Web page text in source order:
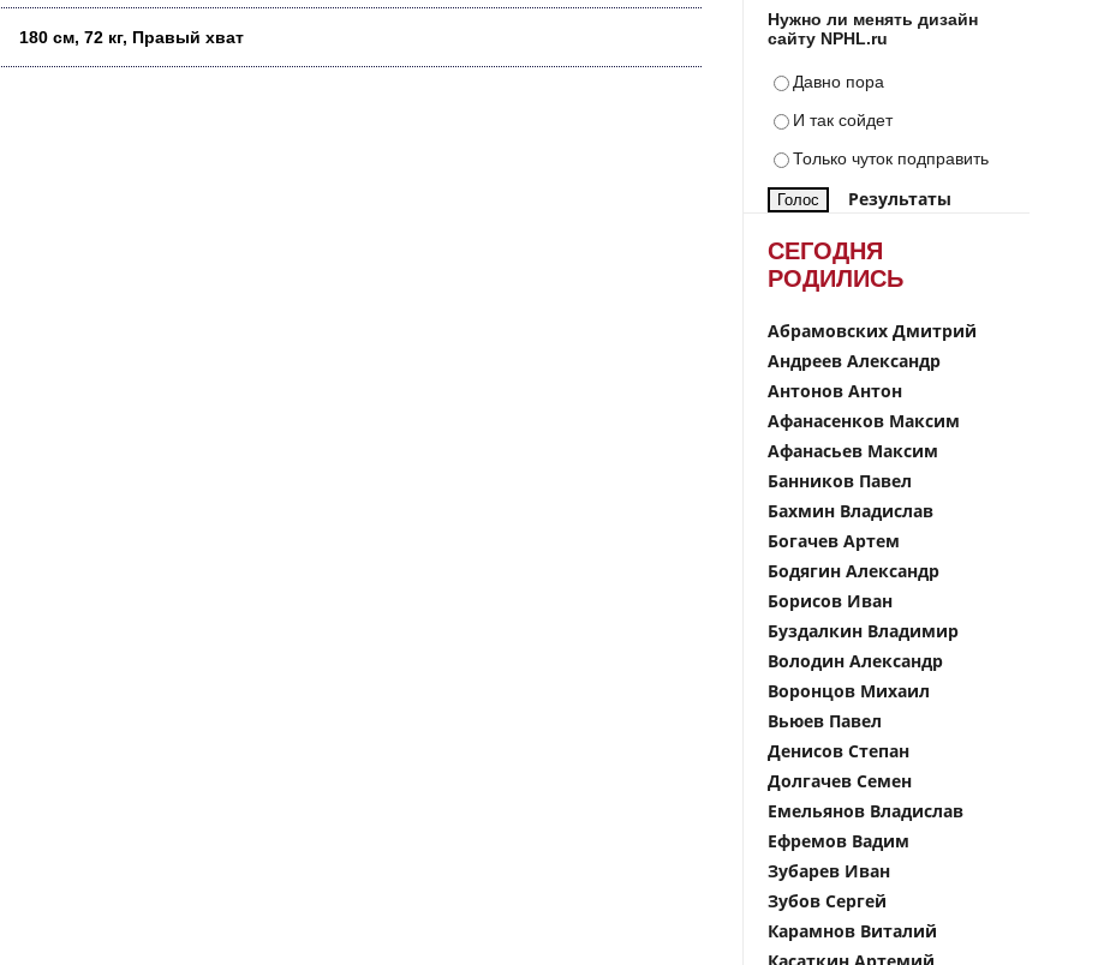
180 см, 72 кг, Правый хват
Нужно ли менять дизайн
сайту NPHL.ru
Давно пора
И так сойдет
Только чуток подправить
Результаты
СЕГОДНЯ
РОДИЛИСЬ
Абрамовских Дмитрий
Андреев Александр
Антонов Антон
Афанасенков Максим
Афанасьев Максим
Банников Павел
Бахмин Владислав
Богачев Артем
Бодягин Александр
Борисов Иван
Буздалкин Владимир
Володин Александр
Воронцов Михаил
Вьюев Павел
Денисов Степан
Долгачев Семен
Емельянов Владислав
Ефремов Вадим
Зубарев Иван
Зубов Сергей
Карамнов Виталий